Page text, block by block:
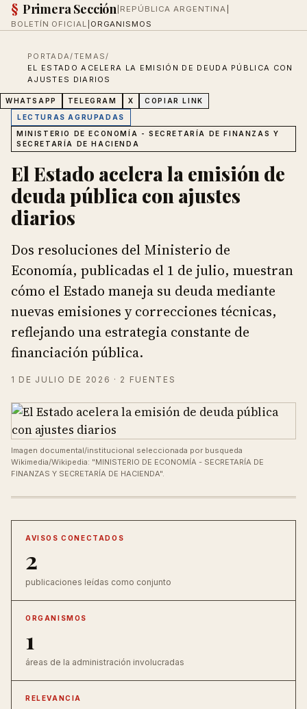
§ Primera Sección REPÚBLICA ARGENTINA
BOLETÍN OFICIAL ORGANISMOS
PORTADA/TEMAS/
EL ESTADO ACELERA LA EMISIÓN DE DEUDA PÚBLICA CON
AJUSTES DIARIOS
WHATSAPP TELEGRAM X
COPIAR LINK
LECTURAS AGRUPADAS
MINISTERIO DE ECONOMÍA - SECRETARÍA DE FINANZAS Y
SECRETARÍA DE HACIENDA
El Estado acelera la emisión de
deuda pública con ajustes
diarios
Dos resoluciones del Ministerio de
Economía, publicadas el 1 de julio, muestran
cómo el Estado maneja su deuda mediante
nuevas emisiones y correcciones técnicas,
reflejando una estrategia constante de
financiación pública.
1 DE JULIO DE 2026 · 2 FUENTES
Imagen documental/institucional seleccionada por busqueda
Wikimedia/Wikipedia: "MINISTERIO DE ECONOMÍA - SECRETARÍA DE
FINANZAS Y SECRETARÍA DE HACIENDA".
AVISOS CONECTADOS
2
publicaciones leídas como conjunto
ORGANISMOS
1
áreas de la administración involucradas
RELEVANCIA